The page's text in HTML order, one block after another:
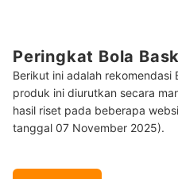
Peringkat Bola
Berikut ini adalah
produk ini diurutkan secara
hasil riset pada beberapa
tanggal 07 November 2025).